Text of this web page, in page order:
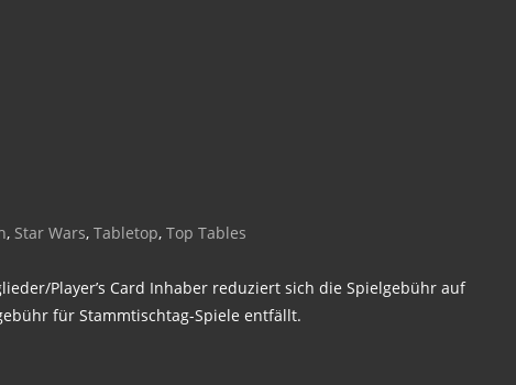
, Star Wars, Tabletop, Top Tables
Player’s Card Inhaber reduziert sich die Spielgebühr auf
für Stammtischtag-Spiele entfällt.